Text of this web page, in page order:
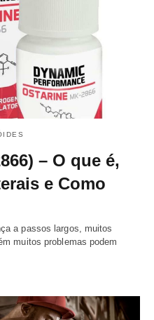
– O que é,
e Como
a passos largos, muitos
muitos problemas podem